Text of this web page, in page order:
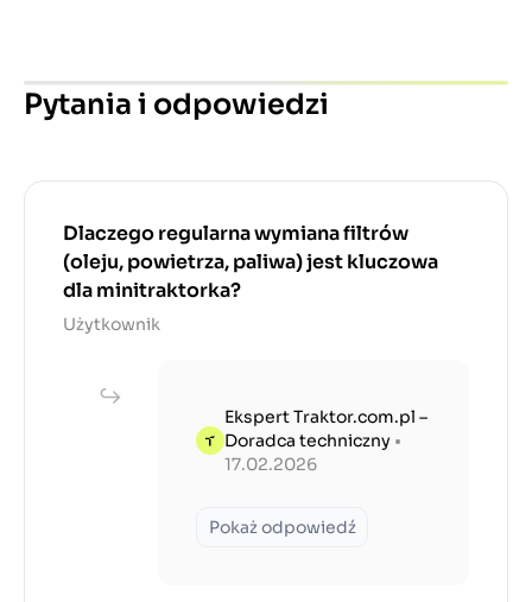
Pytania i odpowiedzi
Dlaczego regularna wymiana filtrów
(oleju, powietrza, paliwa) jest kluczowa
dla minitraktorka?
Użytkownik
Ekspert Traktor.com.pl –
Doradca techniczny •
17.02.2026
Pokaż odpowiedź